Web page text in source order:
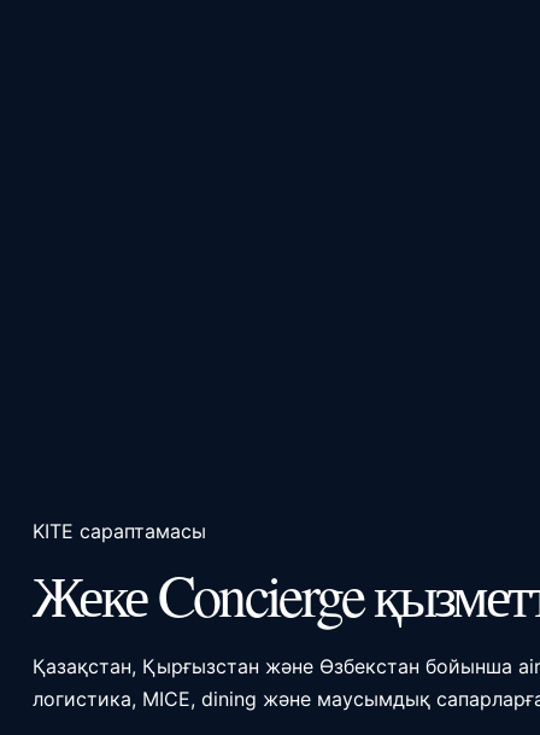
KITE сараптамасы
Жеке Concierge
Қазақстан, Қырғызстан және Өзбекстан бойынша
логистика, MICE, dining және маусымдық